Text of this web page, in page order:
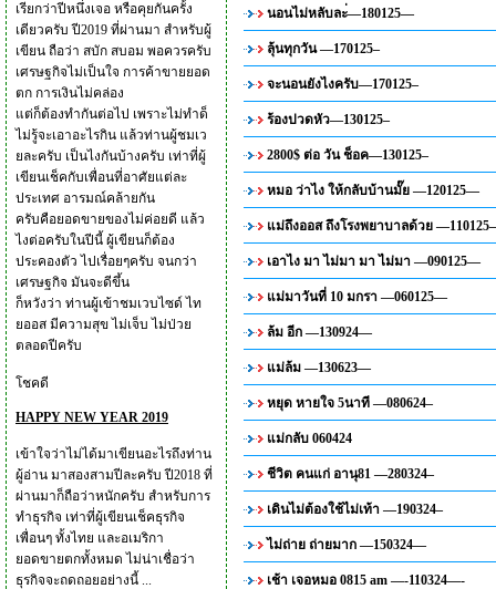
เรียกว่าปีหนึ่งเจอ หรือคุยกันครั้ง
เดียวครับ ปี2019 ที่ผ่านมา สำหรับผู้
เขียน ถือว่า สบัก สบอม พอควรครับ
เศรษฐกิจไม่เป็นใจ การค้าขายยอด
ตก การเงินไม่คล่อง
แต่ก็ต้องทำกันต่อไป เพราะไม่ทำด็
ไม่รู้จะเอาอะไรกิน แล้วท่านผู้ชมเว
ยละครับ เป็นไงกันบ้างครับ เท่าที่ผู้
เขียนเช็คกับเพื่อนที่อาศัยแต่ละ
ประเทศ อารมณ์คล้ายกัน
ครับคือยอดขายของไม่ค่อยดี แล้ว
ไงต่อครับในปีนี้ ผู้เขียนก็ต้อง
ประคองตัว ไปเรื่อยๆครับ จนกว่า
เศรษฐกิจ มันจะดีขึ้น
ก็หวังว่า ท่านผู้เข้าชมเวบไซด์ ไท
ยออส มีความสุข ไม่เจ็บ ไม่ป่วย
ตลอดปีครับ
โชคดี
HAPPY NEW YEAR 2019
เข้าใจว่าไม่ได้มาเขียนอะไรถึงท่าน
ผู้อ่าน มาสองสามปีละครับ ปี2018 ที่
ผ่านมาก็ถือว่าหนักครับ สำหรับการ
ทำธุรกิจ เท่าที่ผู้เขียนเช็คธุรกิจ
เพื่อนๆ ทั้งไทย และอเมริกา
ยอดขายตกทั้งหมด ไม่น่าเชื่อว่า
ธุรกิจจะถดถอยอย่างนี้ ...
นอนไม่หลับละ่—180125—
ลุ้นทุกวัน —170125–
จะนอนยังไงครับ—170125–
ร้องปวดหัว—130125–
2800$ ต่อ วัน ช็อค—130125–
หมอ ว่าไง ให้กลับบ้านมั๊ย —120125—
แม่ถึงออส ถึงโรงพยาบาลด้วย —110125–
เอาไง มา ไม่มา มา ไม่มา —090125—
แม่มาวันที่ 10 มกรา —060125—
ล้ม อีก —130924—
แม่ล้ม —130623—
หยุด หายใจ 5นาที —080624–
แม่กลับ 060424
ชีวิต คนแก่ อานุ81 —280324–
เดินไม่ต้องใช้ไม่เท้า —190324–
ไม่ถ่าย ถ่ายมาก —150324—
เช้า เจอหมอ 0815 am —-110324—-